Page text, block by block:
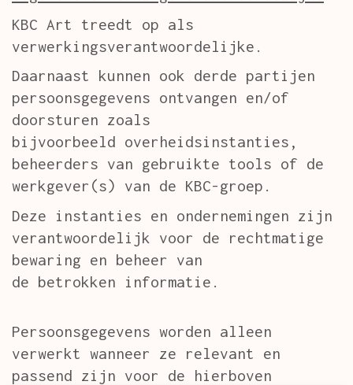
KBC Art treedt op als
verwerkingsverantwoordelijke.
Daarnaast kunnen ook derde partijen
persoonsgegevens ontvangen en/of
doorsturen zoals
bijvoorbeeld overheidsinstanties,
beheerders van gebruikte tools of de
werkgever(s) van de KBC-groep.
Deze instanties en ondernemingen zijn
verantwoordelijk voor de rechtmatige
bewaring en beheer van
de betrokken informatie.
Persoonsgegevens worden alleen
verwerkt wanneer ze relevant en
passend zijn voor de hierboven